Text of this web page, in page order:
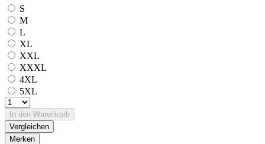
S
M
L
XL
XXL
XXXL
4XL
5XL
In den Warenkorb
Vergleichen
Merken